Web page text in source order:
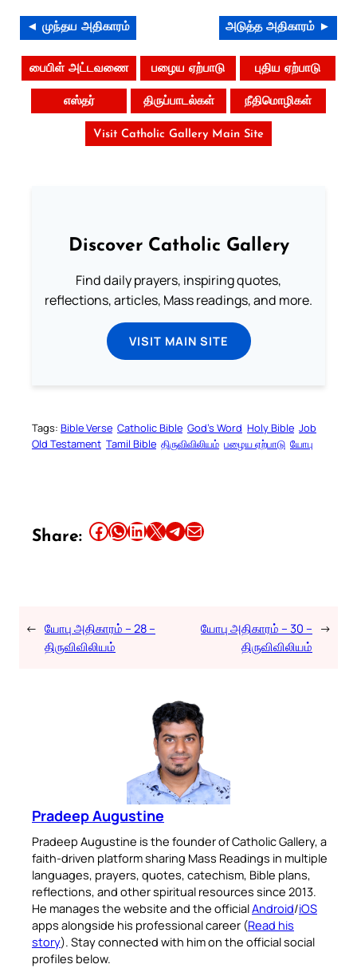
◄ முந்தய அதிகாரம் அடுத்த அதிகாரம் ►
பைபிள் அட்டவணை பழைய ஏற்பாடு புதிய ஏற்பாடு
எஸ்தர் திருப்பாடல்கள் நீதிமொழிகள்
Visit Catholic Gallery Main Site
Discover Catholic Gallery
Find daily prayers, inspiring quotes,
reflections, articles, Mass readings, and more.
VISIT MAIN SITE
Tags: Bible Verse Catholic Bible God’s Word Holy Bible Job
Old Testament Tamil Bible திருவிவிலியம் பழைய ஏற்பாடு யோபு
Share: Share this article on Facebook Share this article on WhatsApp Share this article on LinkedIn Share this article on X Share this article on TelegramEmail this Article
← யோபு அதிகாரம் – 28 –
திருவிவிலியம்
யோபு அதிகாரம் – 30 –
திருவிவிலியம்
→
Pradeep Augustine
Pradeep Augustine is the founder of Catholic Gallery, a
faith-driven platform sharing Mass Readings in multiple
languages, prayers, quotes, catechism, Bible plans,
reflections, and other spiritual resources since 2013.
He manages the website and the officialAndroid/iOS
apps alongside his professional career (Read his
story). Stay connected with him on the official social
profiles below.